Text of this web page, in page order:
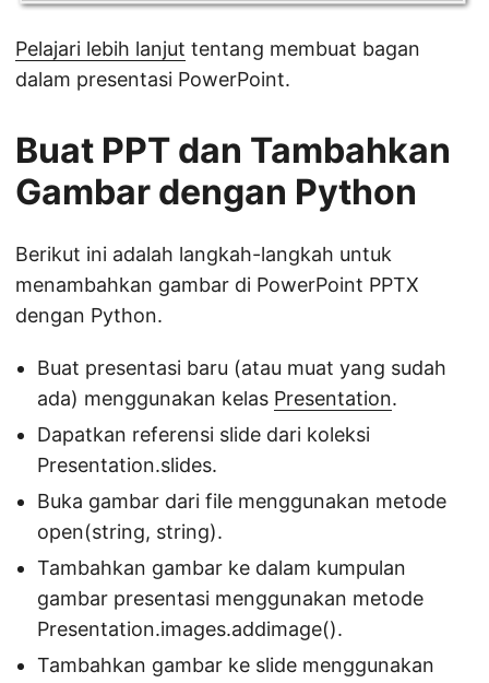
Pelajari lebih lanjut tentang membuat bagan
dalam presentasi PowerPoint.
Buat PPT dan Tambahkan
Gambar dengan Python
Berikut ini adalah langkah-langkah untuk
menambahkan gambar di PowerPoint PPTX
dengan Python.
Buat presentasi baru (atau muat yang sudah
ada) menggunakan kelas Presentation.
Dapatkan referensi slide dari koleksi
Presentation.slides.
Buka gambar dari file menggunakan metode
open(string, string).
Tambahkan gambar ke dalam kumpulan
gambar presentasi menggunakan metode
Presentation.images.addimage().
Tambahkan gambar ke slide menggunakan